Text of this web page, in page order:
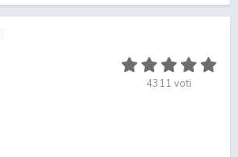
4311 voti